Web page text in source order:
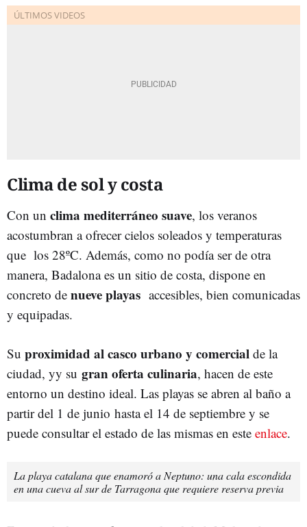
Clima de sol y costa
Con un clima mediterráneo suave, los veranos
acostumbran a ofrecer cielos soleados y temperaturas
que los 28ºC. Además, como no podía ser de otra
manera, Badalona es un sitio de costa, dispone en
concreto de nueve playas accesibles, bien comunicadas
y equipadas.
Su proximidad al casco urbano y comercial de la
ciudad, yy su gran oferta culinaria, hacen de este
entorno un destino ideal. Las playas se abren al baño a
partir del 1 de junio hasta el 14 de septiembre y se
puede consultar el estado de las mismas en este enlace.
La playa catalana que enamoró a Neptuno: una cala escondida
en una cueva al sur de Tarragona que requiere reserva previa